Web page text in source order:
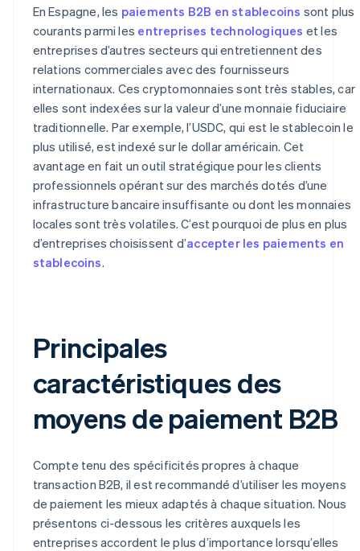
En Espagne, les paiements B2B en stablecoins sont plus
courants parmi les entreprises technologiques et les
entreprises d’autres secteurs qui entretiennent des
relations commerciales avec des fournisseurs
internationaux. Ces cryptomonnaies sont très stables, car
elles sont indexées sur la valeur d’une monnaie fiduciaire
traditionnelle. Par exemple, l’USDC, qui est le stablecoin le
plus utilisé, est indexé sur le dollar américain. Cet
avantage en fait un outil stratégique pour les clients
professionnels opérant sur des marchés dotés d’une
infrastructure bancaire insuffisante ou dont les monnaies
locales sont très volatiles. C’est pourquoi de plus en plus
d’entreprises choisissent d’accepter les paiements en
stablecoins.
Principales
caractéristiques des
moyens de paiement B2B
Compte tenu des spécificités propres à chaque
transaction B2B, il est recommandé d’utiliser les moyens
de paiement les mieux adaptés à chaque situation. Nous
présentons ci-dessous les critères auxquels les
entreprises accordent le plus d’importance lorsqu’elles